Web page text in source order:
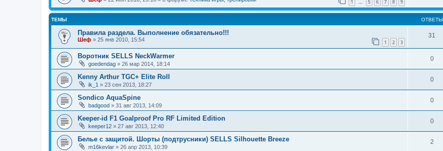
1 … 5 6 7 8 9
ТЕМЫ ОТВЕТЫ
Правила раздела. Выполнение обязательно!!!
Шеф » 25 янв 2010, 15:54 1 2 3
31
Воротник SELLS NeckWarmer
goedendag » 26 мар 2014, 18:14
0
Kenny Arthur TGC+ Elite Roll
ik_1 » 23 сен 2013, 18:27
0
Sondico AquaSpine
badgood » 31 авг 2013, 14:09
0
Keeper-id F1 Goalproof Pro RF Limited Edition
keeper12 » 27 авг 2013, 12:40
0
Белье с защитой. Шорты (подтрусники) SELLS Silhouette Breeze
m16kevlar » 26 апр 2013, 10:39
2